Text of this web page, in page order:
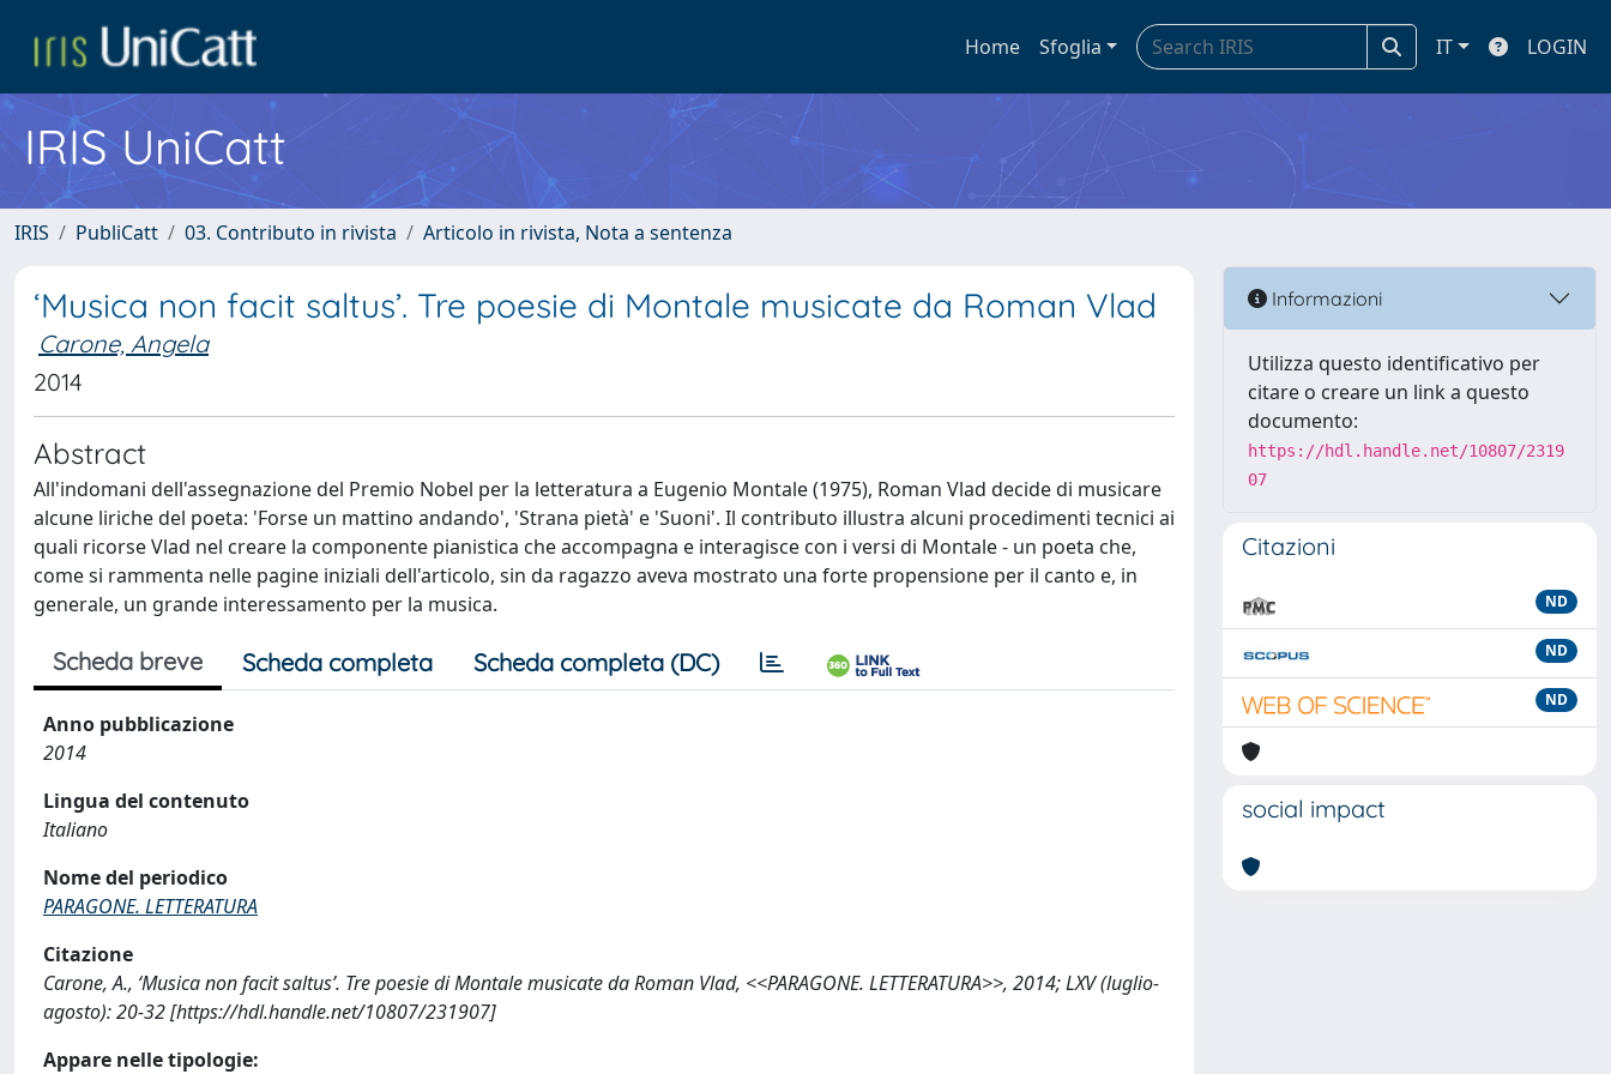
Home Sfoglia IT LOGIN
IRIS UniCatt
IRIS PubliCatt 03. Contributo in rivista Articolo in rivista, Nota a sentenza
‘Musica non facit saltus’. Tre poesie di Montale musicate da Roman Vlad
Carone, Angela
2014
Abstract
All'indomani dell'assegnazione del Premio Nobel per la letteratura a Eugenio Montale (1975), Roman Vlad decide di musicare
alcune liriche del poeta: 'Forse un mattino andando', 'Strana pietà' e 'Suoni'. Il contributo illustra alcuni procedimenti tecnici ai
quali ricorse Vlad nel creare la componente pianistica che accompagna e interagisce con i versi di Montale - un poeta che,
come si rammenta nelle pagine iniziali dell'articolo, sin da ragazzo aveva mostrato una forte propensione per il canto e, in
generale, un grande interessamento per la musica.
Scheda breve Scheda completa Scheda completa (DC)
Anno pubblicazione
2014
Lingua del contenuto
Italiano
Nome del periodico
PARAGONE. LETTERATURA
Citazione
Carone, A., ‘Musica non facit saltus’. Tre poesie di Montale musicate da Roman Vlad, <<PARAGONE. LETTERATURA>>, 2014; LXV (luglio-
agosto): 20-32 [https://hdl.handle.net/10807/231907]
Appare nelle tipologie:
Informazioni
Utilizza questo identificativo per
citare o creare un link a questo
documento:
https://hdl.handle.net/10807/2319
07
Citazioni
ND
ND
ND
social impact